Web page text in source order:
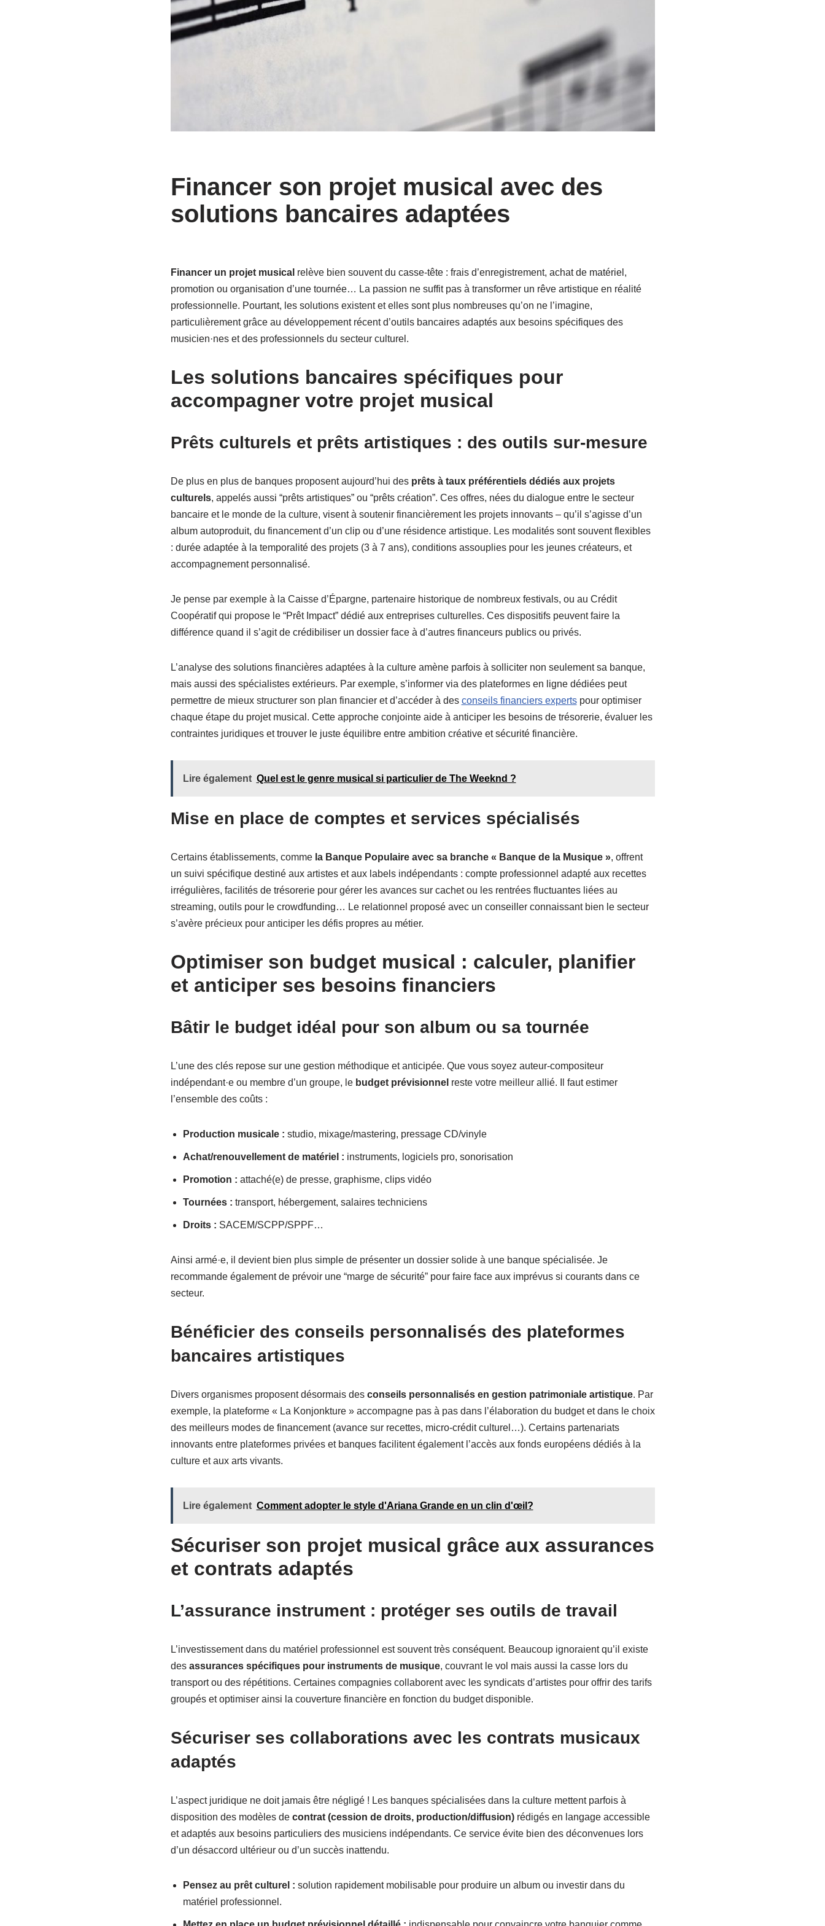
Financer son projet musical avec des
solutions bancaires adaptées
Financer un projet musical relève bien souvent du casse-tête : frais d’enregistrement, achat de matériel,
promotion ou organisation d’une tournée… La passion ne suffit pas à transformer un rêve artistique en réalité
professionnelle. Pourtant, les solutions existent et elles sont plus nombreuses qu’on ne l’imagine,
particulièrement grâce au développement récent d’outils bancaires adaptés aux besoins spécifiques des
musicien·nes et des professionnels du secteur culturel.
Les solutions bancaires spécifiques pour
accompagner votre projet musical
Prêts culturels et prêts artistiques : des outils sur-mesure
De plus en plus de banques proposent aujourd’hui des prêts à taux préférentiels dédiés aux projets
culturels, appelés aussi “prêts artistiques” ou “prêts création”. Ces offres, nées du dialogue entre le secteur
bancaire et le monde de la culture, visent à soutenir financièrement les projets innovants – qu’il s’agisse d’un
album autoproduit, du financement d’un clip ou d’une résidence artistique. Les modalités sont souvent flexibles
: durée adaptée à la temporalité des projets (3 à 7 ans), conditions assouplies pour les jeunes créateurs, et
accompagnement personnalisé.
Je pense par exemple à la Caisse d’Épargne, partenaire historique de nombreux festivals, ou au Crédit
Coopératif qui propose le “Prêt Impact” dédié aux entreprises culturelles. Ces dispositifs peuvent faire la
différence quand il s’agit de crédibiliser un dossier face à d’autres financeurs publics ou privés.
L’analyse des solutions financières adaptées à la culture amène parfois à solliciter non seulement sa banque,
mais aussi des spécialistes extérieurs. Par exemple, s’informer via des plateformes en ligne dédiées peut
permettre de mieux structurer son plan financier et d’accéder à des conseils financiers expertspour optimiser
chaque étape du projet musical. Cette approche conjointe aide à anticiper les besoins de trésorerie, évaluer les
contraintes juridiques et trouver le juste équilibre entre ambition créative et sécurité financière.
Lire également Quel est le genre musical si particulier de The Weeknd ?
Mise en place de comptes et services spécialisés
Certains établissements, comme la Banque Populaire avec sa branche « Banque de la Musique », offrent
un suivi spécifique destiné aux artistes et aux labels indépendants : compte professionnel adapté aux recettes
irrégulières, facilités de trésorerie pour gérer les avances sur cachet ou les rentrées fluctuantes liées au
streaming, outils pour le crowdfunding… Le relationnel proposé avec un conseiller connaissant bien le secteur
s’avère précieux pour anticiper les défis propres au métier.
Optimiser son budget musical : calculer, planifier
et anticiper ses besoins financiers
Bâtir le budget idéal pour son album ou sa tournée
L’une des clés repose sur une gestion méthodique et anticipée. Que vous soyez auteur-compositeur
indépendant·e ou membre d’un groupe, le budget prévisionnel reste votre meilleur allié. Il faut estimer
l’ensemble des coûts :
Production musicale : studio, mixage/mastering, pressage CD/vinyle
Achat/renouvellement de matériel : instruments, logiciels pro, sonorisation
Promotion : attaché(e) de presse, graphisme, clips vidéo
Tournées : transport, hébergement, salaires techniciens
Droits : SACEM/SCPP/SPPF…
Ainsi armé·e, il devient bien plus simple de présenter un dossier solide à une banque spécialisée. Je
recommande également de prévoir une “marge de sécurité” pour faire face aux imprévus si courants dans ce
secteur.
Bénéficier des conseils personnalisés des plateformes
bancaires artistiques
Divers organismes proposent désormais des conseils personnalisés en gestion patrimoniale artistique. Par
exemple, la plateforme « La Konjonkture » accompagne pas à pas dans l’élaboration du budget et dans le choix
des meilleurs modes de financement (avance sur recettes, micro-crédit culturel…). Certains partenariats
innovants entre plateformes privées et banques facilitent également l’accès aux fonds européens dédiés à la
culture et aux arts vivants.
Lire également Comment adopter le style d'Ariana Grande en un clin d'œil?
Sécuriser son projet musical grâce aux assurances
et contrats adaptés
L’assurance instrument : protéger ses outils de travail
L’investissement dans du matériel professionnel est souvent très conséquent. Beaucoup ignoraient qu’il existe
des assurances spécifiques pour instruments de musique, couvrant le vol mais aussi la casse lors du
transport ou des répétitions. Certaines compagnies collaborent avec les syndicats d’artistes pour offrir des tarifs
groupés et optimiser ainsi la couverture financière en fonction du budget disponible.
Sécuriser ses collaborations avec les contrats musicaux
adaptés
L’aspect juridique ne doit jamais être négligé ! Les banques spécialisées dans la culture mettent parfois à
disposition des modèles de contrat (cession de droits, production/diffusion)rédigés en langage accessible
et adaptés aux besoins particuliers des musiciens indépendants. Ce service évite bien des déconvenues lors
d’un désaccord ultérieur ou d’un succès inattendu.
Pensez au prêt culturel : solution rapidement mobilisable pour produire un album ou investir dans du
matériel professionnel.